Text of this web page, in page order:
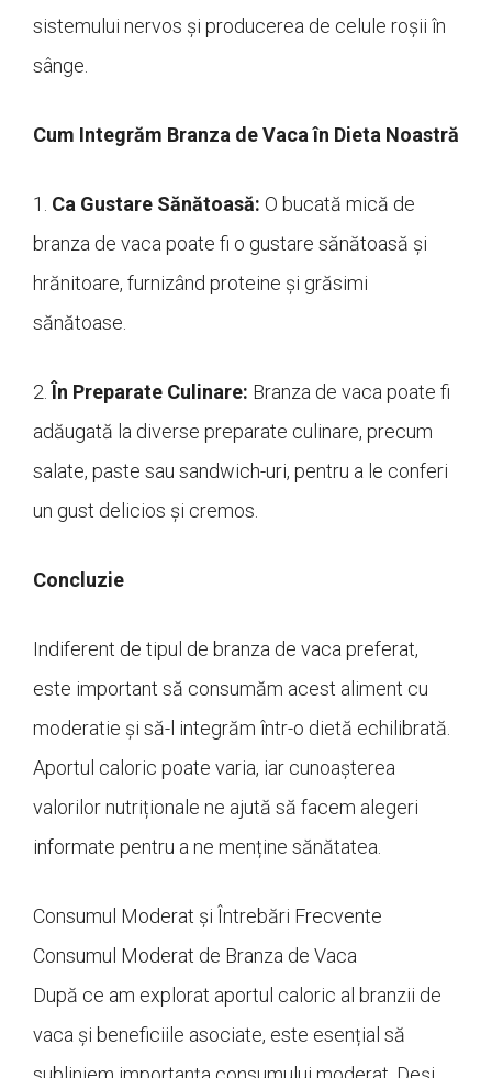
sistemului nervos și producerea de celule roșii în
sânge.
Cum Integrăm Branza de Vaca în Dieta Noastră
1. Ca Gustare Sănătoasă: O bucată mică de
branza de vaca poate fi o gustare sănătoasă și
hrănitoare, furnizând proteine și grăsimi
sănătoase.
2. În Preparate Culinare: Branza de vaca poate fi
adăugată la diverse preparate culinare, precum
salate, paste sau sandwich-uri, pentru a le conferi
un gust delicios și cremos.
Concluzie
Indiferent de tipul de branza de vaca preferat,
este important să consumăm acest aliment cu
moderatie și să-l integrăm într-o dietă echilibrată.
Aportul caloric poate varia, iar cunoașterea
valorilor nutriționale ne ajută să facem alegeri
informate pentru a ne menține sănătatea.
Consumul Moderat și Întrebări Frecvente
Consumul Moderat de Branza de Vaca
După ce am explorat aportul caloric al branzii de
vaca și beneficiile asociate, este esențial să